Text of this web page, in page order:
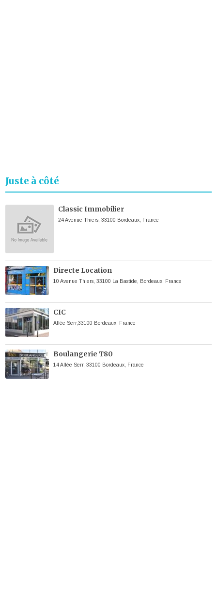
Juste à côté
Classic Immobilier
24 Avenue Thiers, 33100 Bordeaux, France
Directe Location
10 Avenue Thiers, 33100 La Bastide, Bordeaux, France
CIC
Allée Serr,33100 Bordeaux, France
Boulangerie T80
14 Allée Serr, 33100 Bordeaux, France